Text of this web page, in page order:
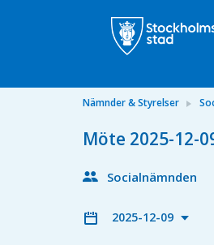
Nämnder & Styrelser
Möte 2025-12-
Socialnämnden
2025-12-09